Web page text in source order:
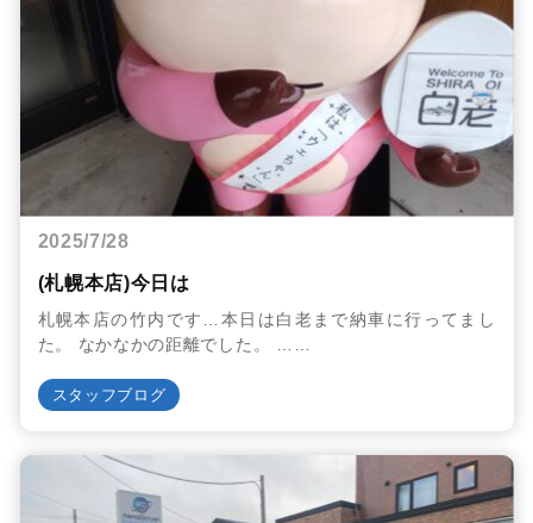
2025/7/28
(札幌本店)今日は
札幌本店の竹内です…本日は白老まで納車に行ってまし
た。 なかなかの距離でした。 ……
スタッフブログ